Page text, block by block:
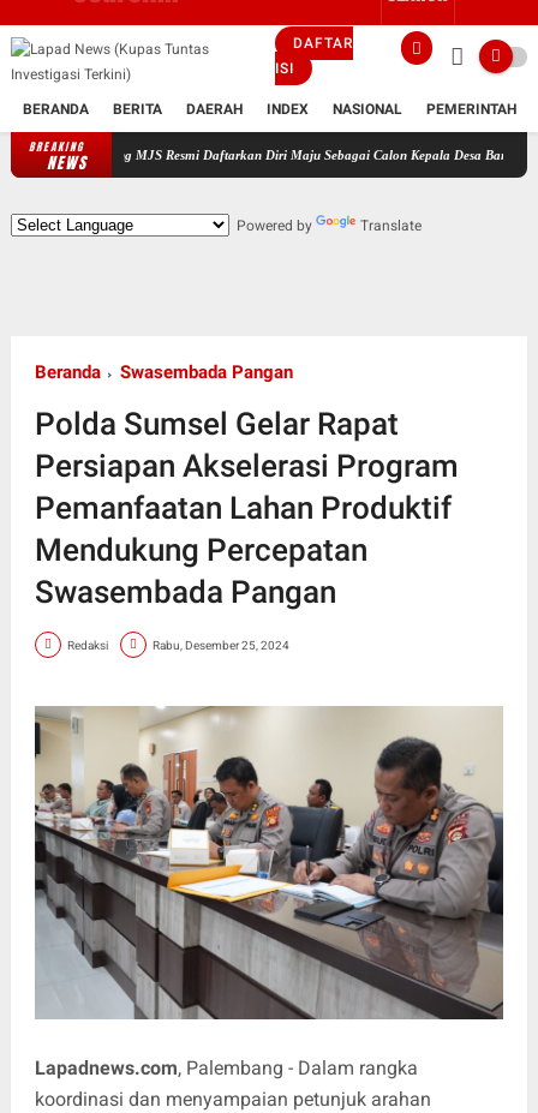
DAFTAR
ISI
BERANDA BERITA DAERAH INDEX NASIONAL PEMERINTAH
BREAKING
NEWS
MJS Resmi Daftarkan Diri Maju Sebagai Calon Kepala Desa Bantarsari Priode Tahun
Powered by Translate
Beranda Swasembada Pangan
Polda Sumsel Gelar Rapat
Persiapan Akselerasi Program
Pemanfaatan Lahan Produktif
Mendukung Percepatan
Swasembada Pangan
Redaksi Rabu, Desember 25, 2024
Lapadnews.com, Palembang - Dalam rangka
koordinasi dan menyampaian petunjuk arahan